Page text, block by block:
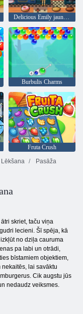
Delicious Emily jauns sākums
Burbulis Charms
Fruta Crush
Lēkšana
Pasāža
skriet, taču viņa
lecieni. Šī spēja, kā
no dziļa cauruma
pa labi un otrādi,
bīstamiem objektiem,
lai savāktu
Cik augstu jūs
nedaudz veiksmes.